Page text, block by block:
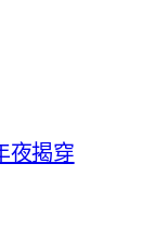
夜揭穿